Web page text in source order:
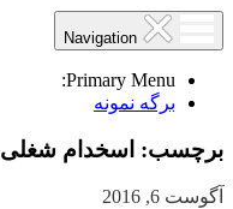
Primary Menu:
برگه نمونه
برچسب: اسخدام شغلی
آگوست 6, 2016